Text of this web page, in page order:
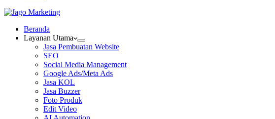
Beranda
Layanan Utama
Jasa Pembuatan Website
SEO
Social Media Management
Google Ads/Meta Ads
Jasa KOL
Jasa Buzzer
Foto Produk
Edit Video